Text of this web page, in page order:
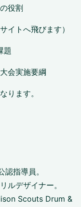
役割
イトへ飛びます）
題
会実施要綱
ります。
指導員。
ルデザイナー。
Scouts Drum &